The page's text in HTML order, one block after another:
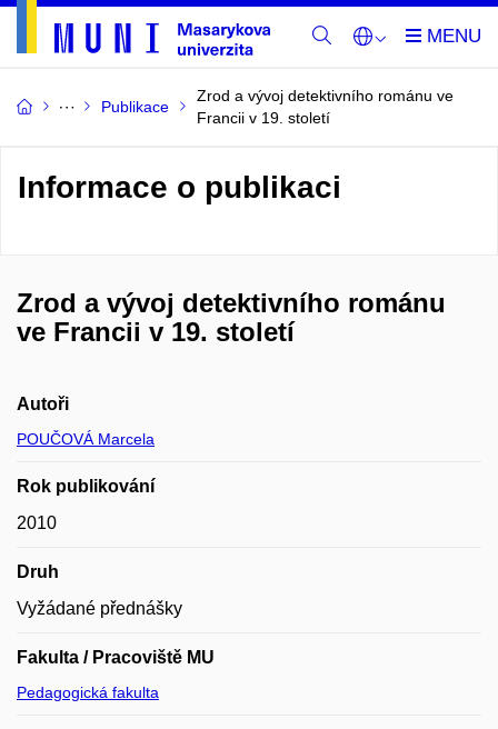
Publikace
Zrod a vývoj detektivního románu ve
Francii v 19. století
Informace o publikaci
Zrod a vývoj detektivního románu
ve Francii v 19. století
Autoři
POUČOVÁ Marcela
Rok publikování
2010
Druh
Vyžádané přednášky
Fakulta / Pracoviště MU
Pedagogická fakulta